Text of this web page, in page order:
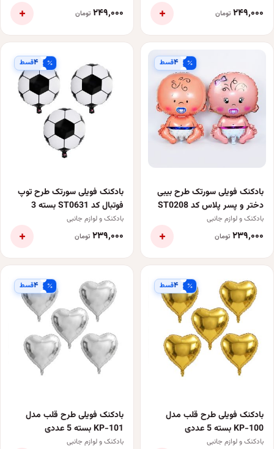
۲۴۹٬۰۰۰ تومان + ۲۴۹٬۰۰۰ تومان +
۴قسط
بادکنک فویلی سورتک طرح بیبی
دختر و پسر پلاس کد ST0208
بسته 2 عددی
بادکنک و لوازم جانبی
۲۳۹٬۰۰۰ تومان +
۴قسط
بادکنک فویلی سورتک طرح توپ
فوتبال کد ST0631 بسته 3
عددی
بادکنک و لوازم جانبی
۲۳۹٬۰۰۰ تومان +
۴قسط
بادکنک فویلی طرح قلب مدل
KP-100 بسته 5 عددی
بادکنک و لوازم جانبی
۴قسط
بادکنک فویلی طرح قلب مدل
KP-101 بسته 5 عددی
بادکنک و لوازم جانبی